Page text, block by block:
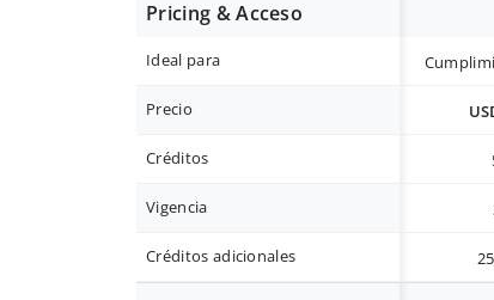
Pricing & Acceso
Ideal para
Precio
Créditos
Vigencia
Créditos adicionales